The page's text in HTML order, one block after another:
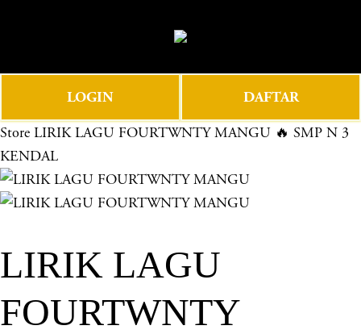
e
e
n
u
LOGIN DAFTAR
Store LIRIK LAGU FOURTWNTY MANGU 🔥 SMP N 3
KENDAL
LIRIK LAGU
FOURTWNTY